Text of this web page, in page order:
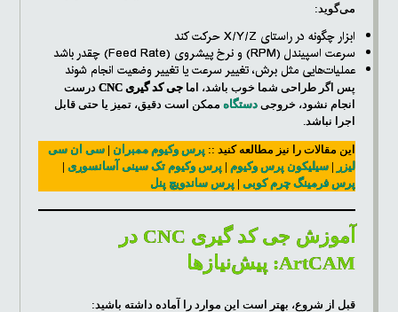
می‌گوید:
ابزار چگونه در راستای X/Y/Z حرکت کند
سرعت اسپیندل (RPM) و نرخ پیشروی (Feed Rate) چقدر باشد
عملیات‌هایی مثل برش، تغییر سرعت یا تغییر وضعیت انجام شوند
پس اگر طراحی شما خوب باشد، اماجی کد گیری CNC
درست
انجام نشود، خروجیدستگاه ممکن است دقیق، تمیز یا حتی قابل
اجرا نباشد.
این مقالات را نیز مطالعه کنید :: پرس وکیوم ممبران |سی ان سی
لیزر |سیلیکون پرس وکیوم | پرس وکیوم تک سینی آسانسوری |
پرس فرمینگ چرم کوبی | پرس ساندویچ پنل
آموزش جی کد گیری CNC در
ArtCAM: پیش‌نیازها
قبل از شروع، بهتر است این موارد را آماده داشته باشید: